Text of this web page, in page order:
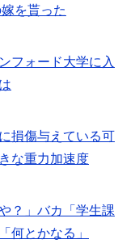
を貰った
フォード大学に入
損傷与えている可
な重力加速度
？」バカ「学生課
何とかなる」